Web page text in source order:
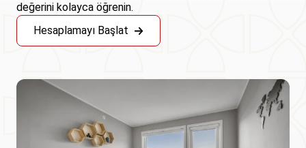
değerini kolayca öğrenin.
Hesaplamayı Başlat